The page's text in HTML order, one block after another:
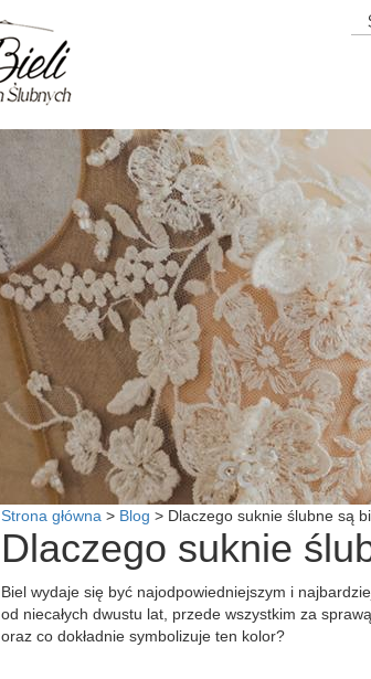
Strona główna > Blog > Dlaczego suknie ślubne są
Dlaczego suknie
Biel wydaje się być najodpowiedniejszym i
od niecałych dwustu lat, przede wszystkim za
oraz co dokładnie symbolizuje ten kolor?